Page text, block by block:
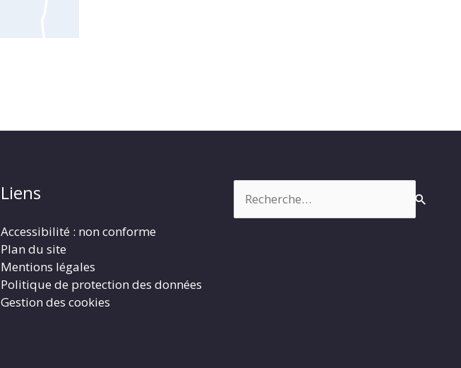
Liens
Accessibilité : non conforme
Plan du site
Mentions légales
Politique de protection des données
Gestion des cookies